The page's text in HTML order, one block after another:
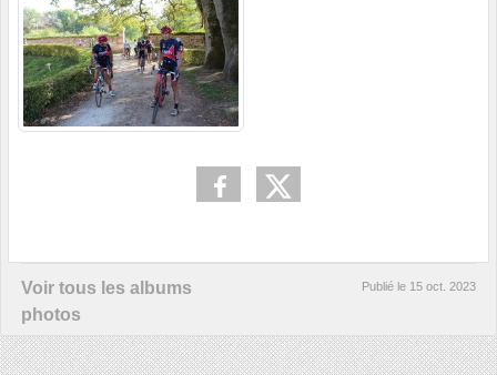
Voir tous les albums
photos
Publié le 15 oct. 2023